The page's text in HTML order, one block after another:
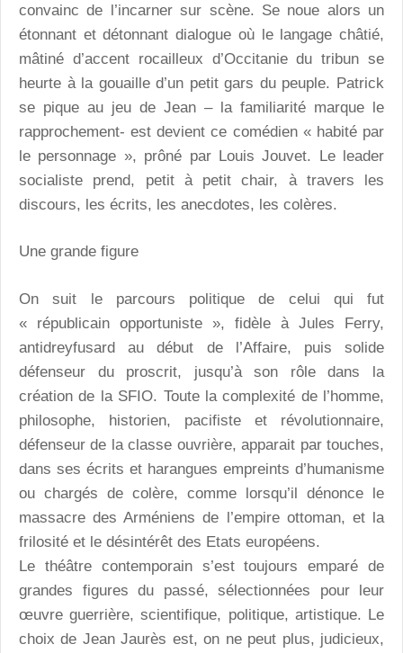
convainc de l’incarner sur scène. Se noue alors un
étonnant et détonnant dialogue où le langage châtié,
mâtiné d’accent rocailleux d’Occitanie du tribun se
heurte à la gouaille d’un petit gars du peuple. Patrick
se pique au jeu de Jean – la familiarité marque le
rapprochement- est devient ce comédien « habité par
le personnage », prôné par Louis Jouvet. Le leader
socialiste prend, petit à petit chair, à travers les
discours, les écrits, les anecdotes, les colères.
Une grande figure
On suit le parcours politique de celui qui fut
« républicain opportuniste », fidèle à Jules Ferry,
antidreyfusard au début de l’Affaire, puis solide
défenseur du proscrit, jusqu’à son rôle dans la
création de la SFIO. Toute la complexité de l’homme,
philosophe, historien, pacifiste et révolutionnaire,
défenseur de la classe ouvrière, apparait par touches,
dans ses écrits et harangues empreints d’humanisme
ou chargés de colère, comme lorsqu’il dénonce le
massacre des Arméniens de l’empire ottoman, et la
frilosité et le désintérêt des Etats européens.
Le théâtre contemporain s’est toujours emparé de
grandes figures du passé, sélectionnées pour leur
œuvre guerrière, scientifique, politique, artistique. Le
choix de Jean Jaurès est, on ne peut plus, judicieux,